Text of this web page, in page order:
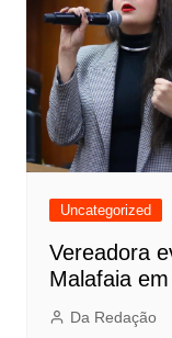
Uncategorized
Vereadora
Malafaia
Da Redação